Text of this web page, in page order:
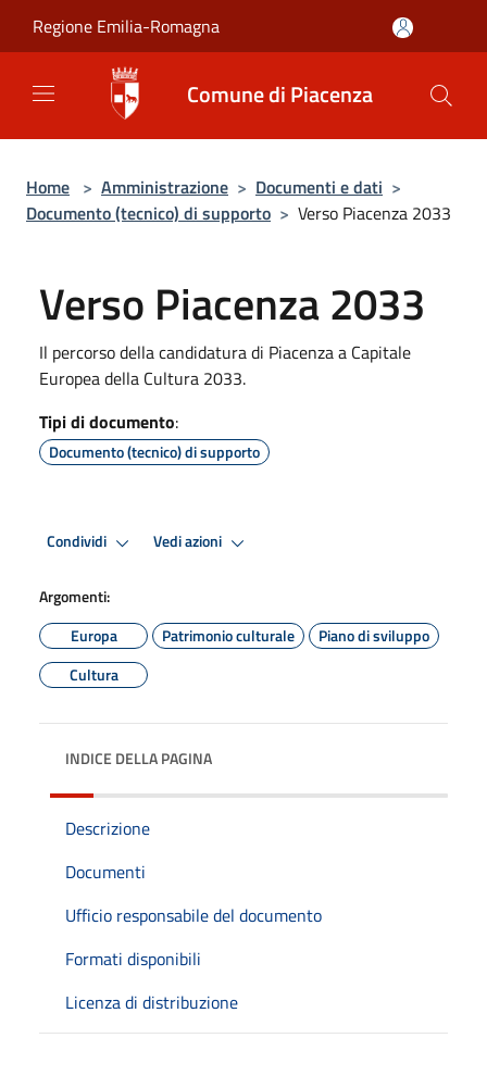
Regione Emilia-Romagna
Comune di Piacenza
Home > Amministrazione > Documenti e dati >
Documento (tecnico) di supporto > Verso Piacenza 2033
Verso Piacenza 2033
Il percorso della candidatura di Piacenza a Capitale
Europea della Cultura 2033.
Tipi di documento:
Documento (tecnico) di supporto
Condividi Vedi azioni
Argomenti:
Europa
Patrimonio culturale
Piano di sviluppo
Cultura
INDICE DELLA PAGINA
Descrizione
Documenti
Ufficio responsabile del documento
Formati disponibili
Licenza di distribuzione